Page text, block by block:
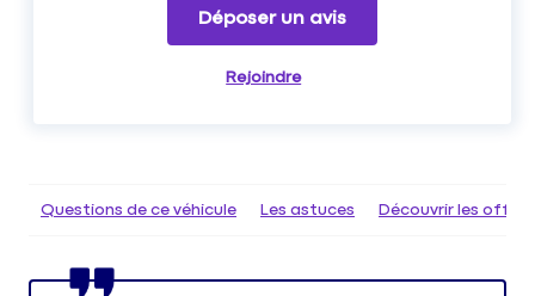
Déposer un avis
Rejoindre
Questions de ce véhicule Les astuces Découvrir les